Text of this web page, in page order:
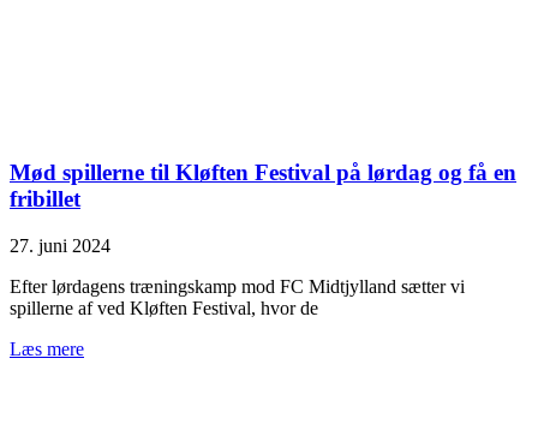
Mød spillerne til Kløften Festival på lørdag og få en
fribillet
27. juni 2024
Efter lørdagens træningskamp mod FC Midtjylland sætter vi
spillerne af ved Kløften Festival, hvor de
Læs mere